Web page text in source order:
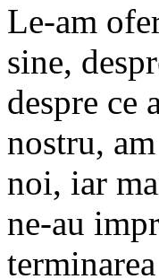
Le-am
sine,
despre ce
nostru,
noi, iar
ne-au